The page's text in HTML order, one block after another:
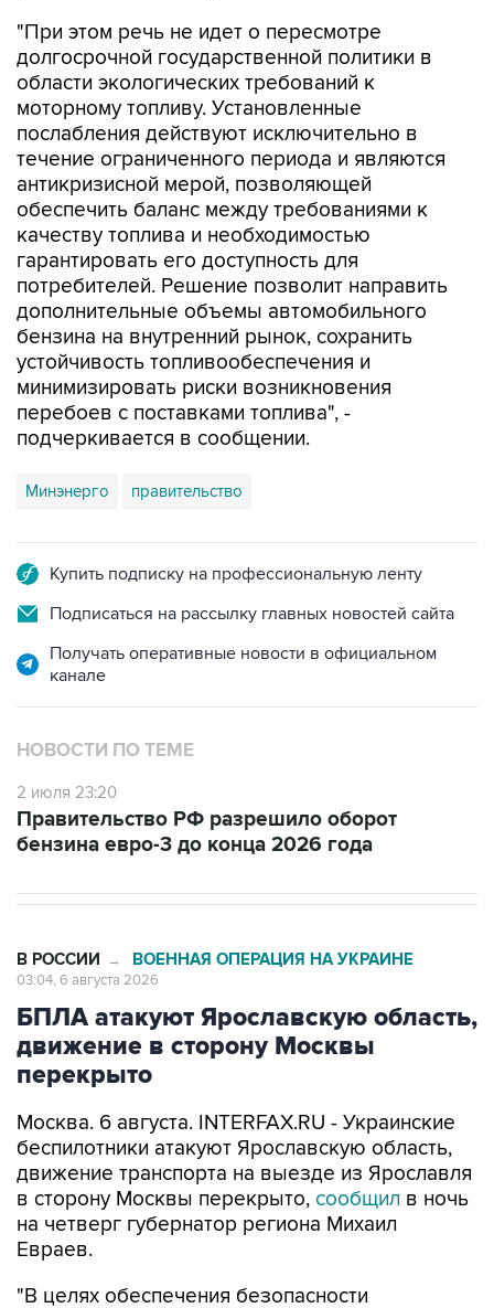
"При этом речь не идет о пересмотре
долгосрочной государственной политики в
области экологических требований к
моторному топливу. Установленные
послабления действуют исключительно в
течение ограниченного периода и являются
антикризисной мерой, позволяющей
обеспечить баланс между требованиями к
качеству топлива и необходимостью
гарантировать его доступность для
потребителей. Решение позволит направить
дополнительные объемы автомобильного
бензина на внутренний рынок, сохранить
устойчивость топливообеспечения и
минимизировать риски возникновения
перебоев с поставками топлива", -
подчеркивается в сообщении.
Минэнерго правительство
Купить подписку на профессиональную ленту
Подписаться на рассылку главных новостей сайта
Получать оперативные новости в официальном
канале
НОВОСТИ ПО ТЕМЕ
2 июля 23:20
Правительство РФ разрешило оборот
бензина евро-3 до конца 2026 года
В РОССИИ → ВОЕННАЯ ОПЕРАЦИЯ НА УКРАИНЕ
03:04, 6 августа 2026
БПЛА атакуют Ярославскую область,
движение в сторону Москвы
перекрыто
Москва. 6 августа. INTERFAX.RU - Украинские
беспилотники атакуют Ярославскую область,
движение транспорта на выезде из Ярославля
в сторону Москвы перекрыто, сообщил в ночь
на четверг губернатор региона Михаил
Евраев.
"В целях обеспечения безопасности